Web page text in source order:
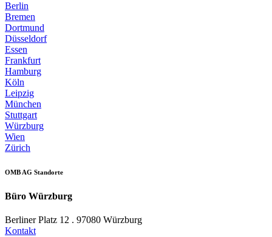
Berlin
Bremen
Dortmund
Düsseldorf
Essen
Frankfurt
Hamburg
Köln
Leipzig
München
Stuttgart
Würzburg
Wien
Zürich
OMB AG Standorte
Büro Würzburg
Berliner Platz 12 . 97080 Würzburg
Kontakt